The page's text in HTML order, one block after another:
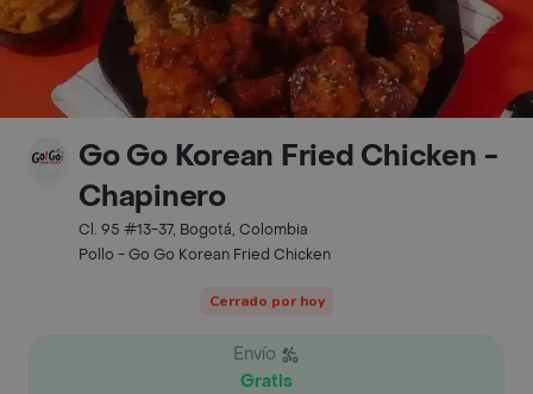
Go Go Korean Fried Chicken -
Chapinero
Cl. 95 #13-37, Bogotá, Colombia
Pollo - Go Go Korean Fried Chicken
Cerrado por hoy
Envío
Gratis